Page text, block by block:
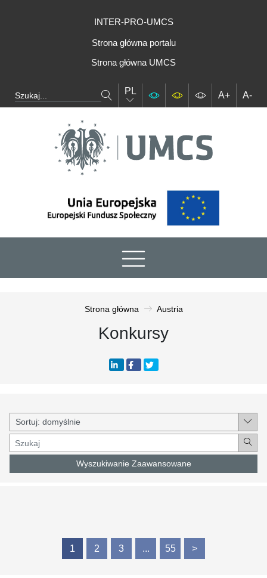
INTER-PRO-UMCS
Strona główna portalu
Strona główna UMCS
PL A+ A-
Strona główna Austria
Konkursy
Wyszukiwanie Zaawansowane
1 2 3 ... 55 >